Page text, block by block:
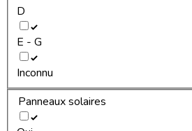
D
E - G
Inconnu
Panneaux solaires